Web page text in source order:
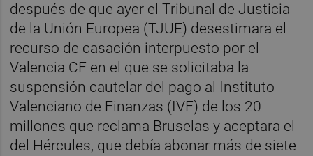
después de que ayer el Tribunal de Justicia
de la Unión Europea (TJUE) desestimara el
recurso de casación interpuesto por el
Valencia CF en el que se solicitaba la
suspensión cautelar del pago al Instituto
Valenciano de Finanzas (IVF) de los 20
millones que reclama Bruselas y aceptara el
del Hércules, que debía abonar más de siete